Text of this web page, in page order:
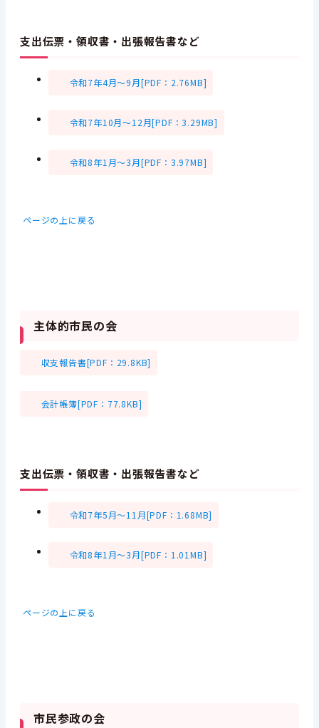
支出伝票・領収書・出張報告書など
令和7年4月～9月[PDF：2.76MB]
令和7年10月～12月[PDF：3.29MB]
令和8年1月～3月[PDF：3.97MB]
ページの上に戻る
主体的市民の会
収支報告書[PDF：29.8KB]
会計帳簿[PDF：77.8KB]
支出伝票・領収書・出張報告書など
令和7年5月～11月[PDF：1.68MB]
令和8年1月～3月[PDF：1.01MB]
ページの上に戻る
市民参政の会